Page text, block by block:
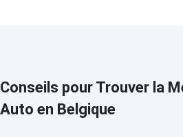
Conseils pour Trouver la
Auto en Belgique